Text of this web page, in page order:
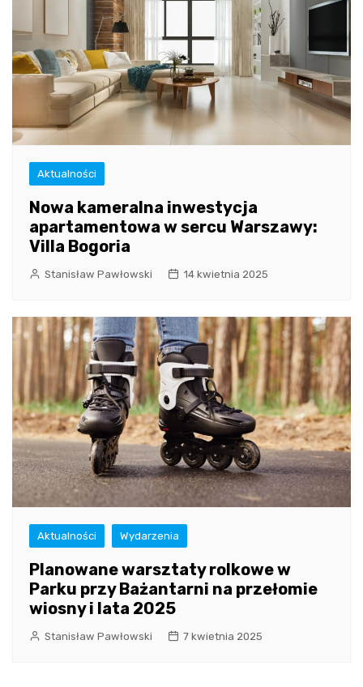
Aktualności
Nowa kameralna inwestycja
apartamentowa w sercu Warszawy:
Villa Bogoria
Stanisław Pawłowski 14 kwietnia 2025
Aktualności Wydarzenia
Planowane warsztaty rolkowe w
Parku przy Bażantarni na przełomie
wiosny i lata 2025
Stanisław Pawłowski 7 kwietnia 2025